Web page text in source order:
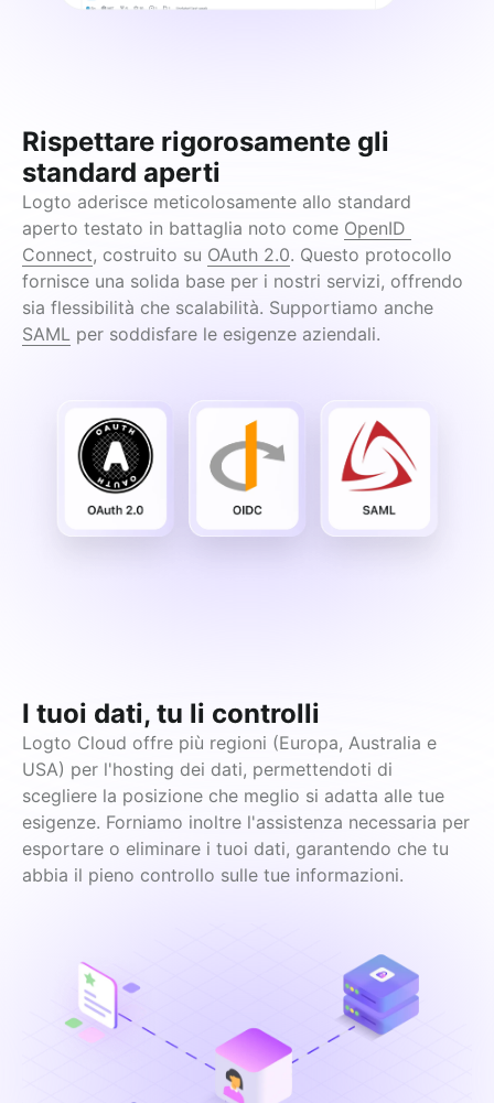
Rispettare rigorosamente gli
standard aperti
Logto aderisce meticolosamente allo standard
aperto testato in battaglia noto come OpenID
Connect, costruito su OAuth 2.0. Questo protocollo
fornisce una solida base per i nostri servizi, offrendo
SAML per soddisfare le esigenze aziendali.
I tuoi dati, tu li controlli
Logto Cloud offre più regioni (Europa, Australia e
USA) per l'hosting dei dati, permettendoti di
scegliere la posizione che meglio si adatta alle tue
esigenze. Forniamo inoltre l'assistenza necessaria per
esportare o eliminare i tuoi dati, garantendo che tu
abbia il pieno controllo sulle tue informazioni.